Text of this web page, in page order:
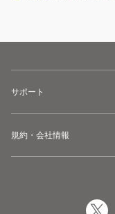
サポート
規約・会社情報